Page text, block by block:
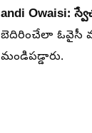
andi Owaisi:
బెదిరించేలా ఓవైసీ
మండిపడ్డారు.